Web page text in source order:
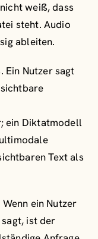
weiß, dass
steht. Audio
ableiten.
Ein Nutzer sagt
ein Diktatmodell
Text als
ein Nutzer
ist der